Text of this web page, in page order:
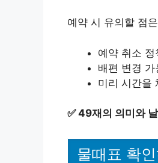
예약 시 유의할 점
예약 취소 정
배편 변경 가
미리 시간을
✅49재의 의미와
물때표 확